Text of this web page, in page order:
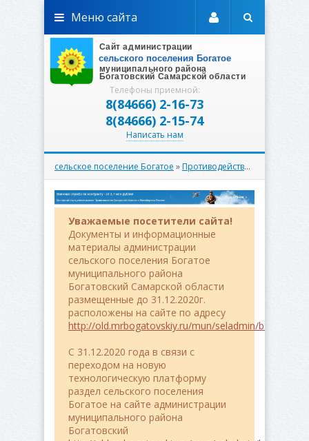
Телефоны приемной:
8(84666) 2-16-73
8(84666) 2-15-74
Написать нам
Меню сайта
сельское поселение Богатое »Противодействие коррупции
Уважаемые посетители сайта!
Документы и информационные
материалы администрации
сельского поселения Богатое
муниципального района
Богатовский Самарской области
размещенные до 31.12.2020г.
расположены на сайте по адресу
http://old.mrbogatovskiy.ru/mun/seladmin/bogatoe/
C 31.12.2020 года в связи с
переходом на новую
технологическую платформу
раздел сельского поселения
Богатое на сайте администрации
муниципального района
Богатовский